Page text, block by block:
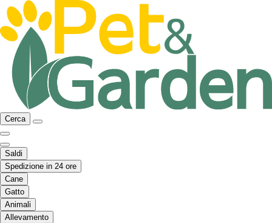
Cerca
Saldi
Spedizione in 24 ore
Cane
Gatto
Animali
Allevamento